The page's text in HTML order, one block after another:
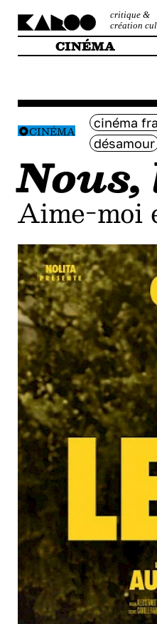
critique &
création
CINÉMA
CINÉMA
cinéma
désamour
Aime-